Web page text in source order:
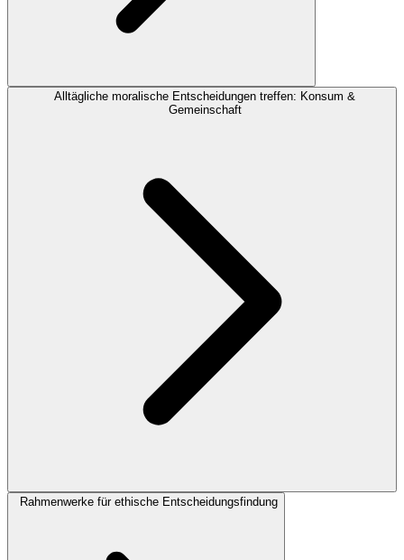
Alltägliche moralische Entscheidungen treffen: Konsum &
Gemeinschaft
Rahmenwerke für ethische Entscheidungsfindung